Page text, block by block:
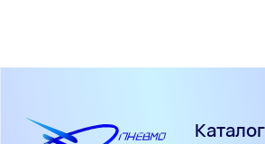
Каталог